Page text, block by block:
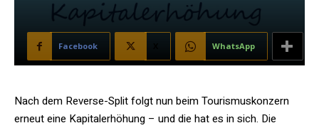
Facebook WhatsApp
Nach dem Reverse-Split folgt nun beim Tourismuskonzern
erneut eine Kapitalerhöhung – und die hat es in sich. Die